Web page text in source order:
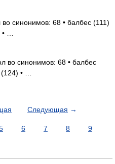
синонимов: 68 • балбес (111)
…
во синонимов: 68 • балбес
• …
Следующая →
6 7 8
9